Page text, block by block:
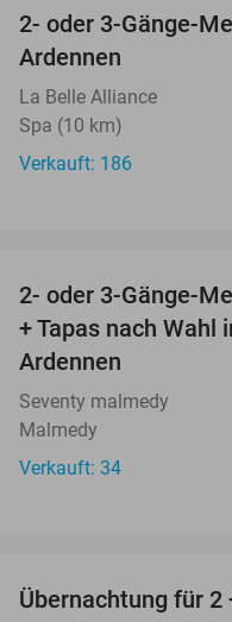
2- oder 3-Gänge-
Ardennen
La Belle Alliance
Spa (10 km)
Verkauft: 186
2- oder 3-Gänge-
+ Tapas nach Wahl
Ardennen
Seventy malmedy
Malmedy
Verkauft: 34
Übernachtung für 2